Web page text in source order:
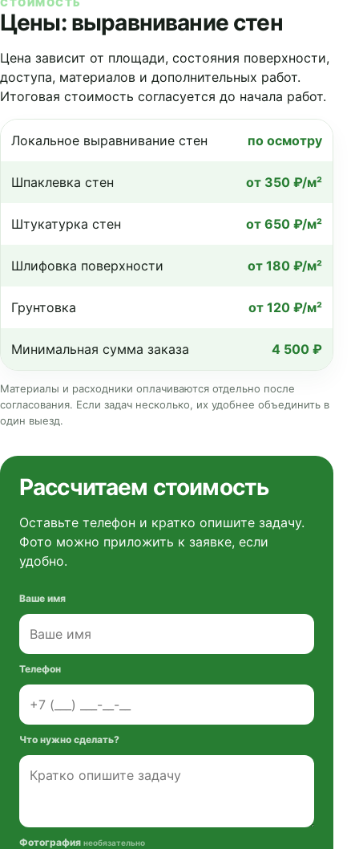
Цены: выравнивание стен
Цена зависит от площади, состояния поверхности,
доступа, материалов и дополнительных работ.
Итоговая стоимость согласуется до начала работ.
Локальное выравнивание стен по осмотру
Шпаклевка стен от 350 ₽/м²
Штукатурка стен от 650 ₽/м²
Шлифовка поверхности от 180 ₽/м²
Грунтовка от 120 ₽/м²
Минимальная сумма заказа 4 500 ₽
Материалы и расходники оплачиваются отдельно после
согласования. Если задач несколько, их удобнее объединить в
один выезд.
Рассчитаем стоимость
Оставьте телефон и кратко опишите задачу.
Фото можно приложить к заявке, если
удобно.
Ваше имя
Телефон
Что нужно сделать?
Фотография необязательно